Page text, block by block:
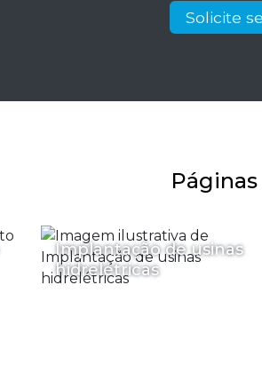
Solicite
Implantação de usinas
hidrelétricas